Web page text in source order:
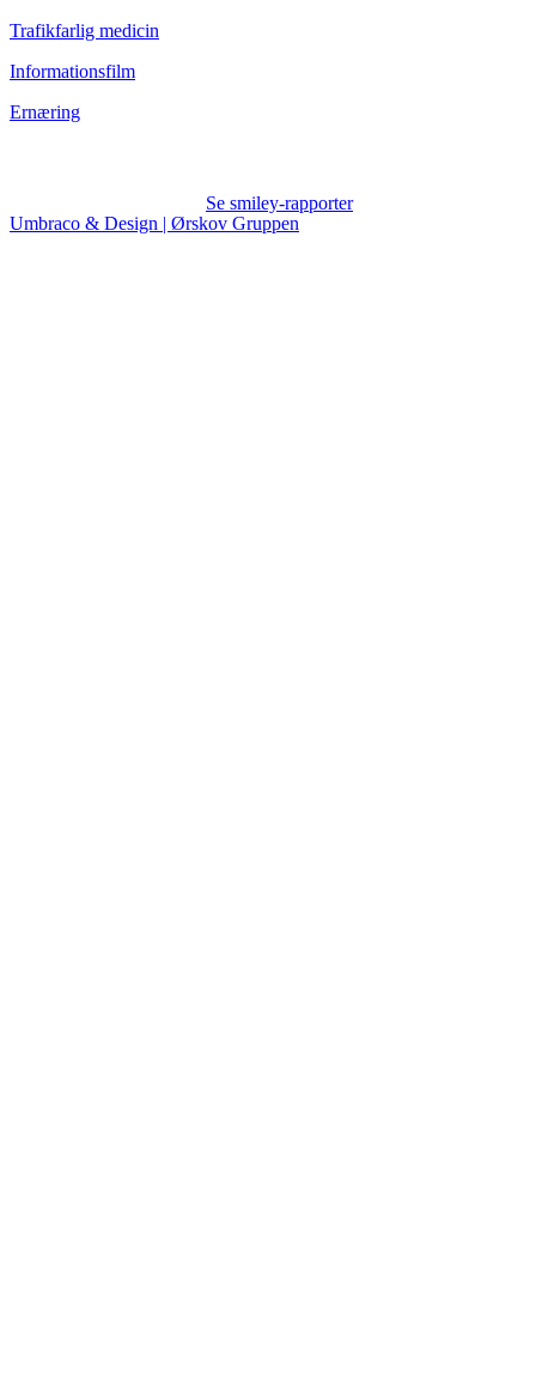
Trafikfarlig medicin
Informationsfilm
Ernæring
Se smiley-rapporter
Umbraco & Design | Ørskov Gruppen